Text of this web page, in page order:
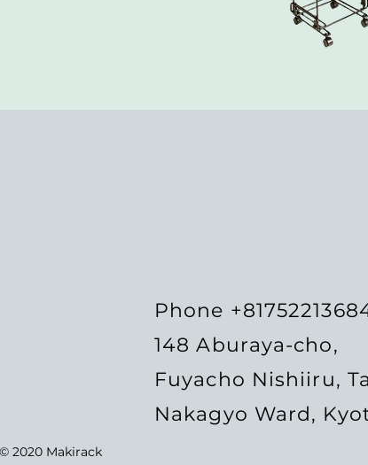
Phone
148 Aburaya-cho,
Fuyacho Nishiiru,
Nakagyo Ward,
© 2020 Makirack